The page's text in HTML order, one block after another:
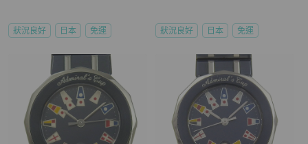
狀況良好 日本 免運 狀況良好 日本 免運